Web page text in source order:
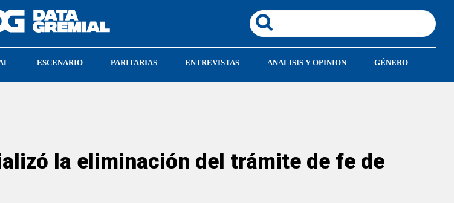
PEABODY
ESCENARIO PARITARIAS ENTREVISTAS ANALISIS Y OPINION GÉNERO
la eliminación del trámite de fe de